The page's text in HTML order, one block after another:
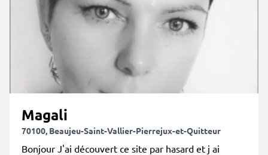
Magali
70100, Beaujeu-Saint-Vallier-Pierrejux-et-Quitteur
Bonjour J'ai découvert ce site par hasard et j ai